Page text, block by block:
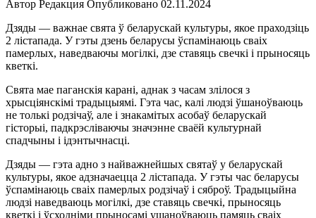
Автор Редакция Опубликовано 02.11.2024
Дзяды — важнае свята ў беларускай культуры, якое праходзіць
2 лістапада. У гэты дзень беларусы ўспамінаюць сваіх
памерлых, наведваючы могілкі, дзе ставяць свечкі і прыносяць
кветкі.
Свята мае паганскія карані, аднак з часам злілося з
хрысціянскімі традыцыямі. Гэта час, калі людзі ўшаноўваюць
не толькі родзічаў, але і знакамітых асобаў беларускай
гісторыі, падкрэсліваючы значэнне сваёй культурнай
спадчыны і ідэнтычнасці.
Дзяды — гэта адно з найважнейшых святаў у беларускай
культуры, якое адзначаецца 2 лістапада. У гэты час беларусы
ўспамінаюць сваіх памерлых родзічаў і сяброў. Традыцыйна
людзі наведваюць могілкі, дзе ставяць свечкі, прыносяць
кветкі і ўсходніми прыносамі ушаноўваюць памяць сваіх